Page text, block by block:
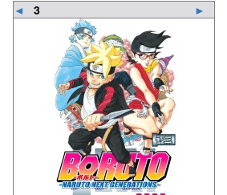
◄ 3 ►